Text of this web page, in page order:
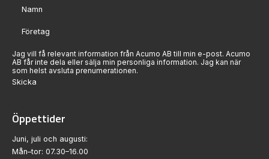
Jag vill få relevant information från Acumo AB till min e-post. Acumo
AB får inte dela eller sälja min personliga information. Jag kan när
som helst avsluta prenumerationen.
Skicka
Öppettider
Juni, juli och augusti:
Mån–tor: 07.30–16.00